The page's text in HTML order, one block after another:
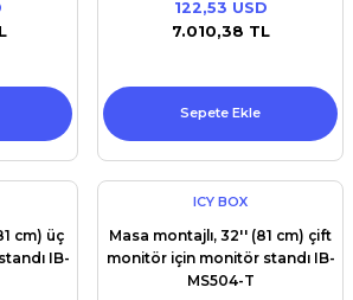
122,53 USD
7.010,38 TL
Sepete Ekle
cm) üç
IB-
ICY BOX
Masa montajlı, 32'' (81 cm) çift
monitör için monitör standı IB-
MS504-T